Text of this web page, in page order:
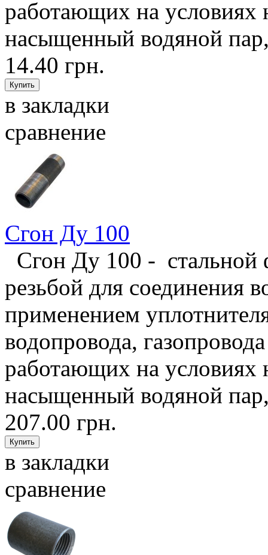
работающих на условиях
насыщенный водяной
14.40 грн.
в закладки
сравнение
Сгон Ду 100
Сгон Ду 100 - стальной
резьбой для соединения
применением
водопровода,
работающих на условиях
насыщенный водяной
207.00 грн.
в закладки
сравнение